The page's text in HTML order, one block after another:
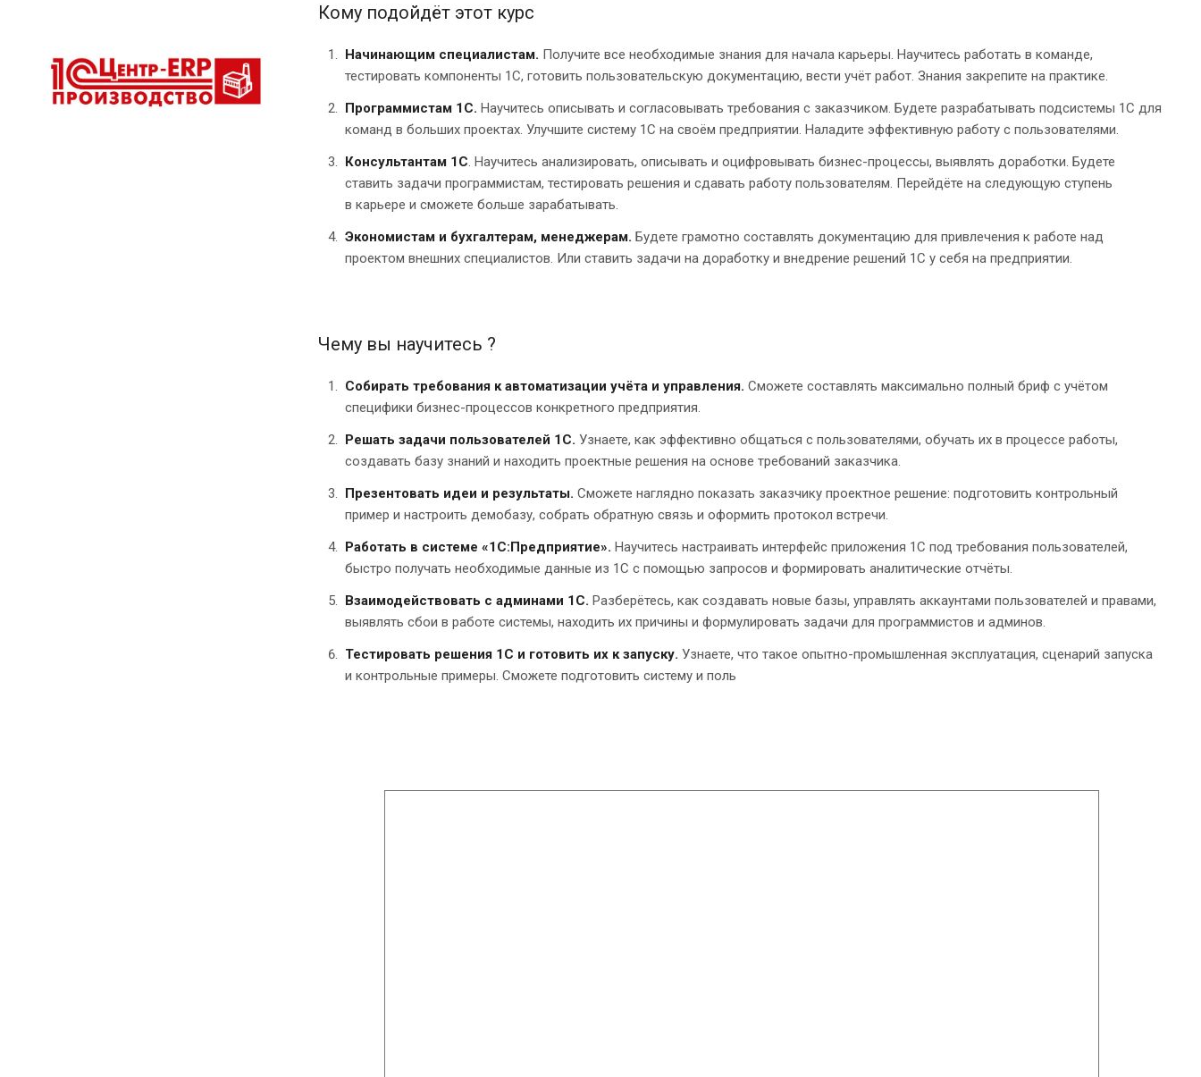
Кому подойдёт этот курс
Начинающим специалистам. Получите все необходимые знания для начала карьеры. Научитесь работать в команде,
тестировать компоненты 1С, готовить пользовательскую документацию, вести учёт работ. Знания закрепите на практике.
Программистам 1С. Научитесь описывать и согласовывать требования с заказчиком. Будете разрабатывать подсистемы 1С для
команд в больших проектах. Улучшите систему 1С на своём предприятии. Наладите эффективную работу с пользователями.
Консультантам 1С. Научитесь анализировать, описывать и оцифровывать бизнес-процессы, выявлять доработки. Будете
ставить задачи программистам, тестировать решения и сдавать работу пользователям. Перейдёте на следующую ступень
в карьере и сможете больше зарабатывать.
Экономистам и бухгалтерам, менеджерам. Будете грамотно составлять документацию для привлечения к работе над
проектом внешних специалистов. Или ставить задачи на доработку и внедрение решений 1С у себя на предприятии.
Чему вы научитесь ?
Собирать требования к автоматизации учёта и управления. Сможете составлять максимально полный бриф с учётом
специфики бизнес-процессов конкретного предприятия.
Решать задачи пользователей 1С. Узнаете, как эффективно общаться с пользователями, обучать их в процессе работы,
создавать базу знаний и находить проектные решения на основе требований заказчика.
Презентовать идеи и результаты. Сможете наглядно показать заказчику проектное решение: подготовить контрольный
пример и настроить демобазу, собрать обратную связь и оформить протокол встречи.
Работать в системе «1С:Предприятие». Научитесь настраивать интерфейс приложения 1С под требования пользователей,
быстро получать необходимые данные из 1С с помощью запросов и формировать аналитические отчёты.
Взаимодействовать с админами 1С. Разберётесь, как создавать новые базы, управлять аккаунтами пользователей и правами,
выявлять сбои в работе системы, находить их причины и формулировать задачи для программистов и админов.
Тестировать решения 1С и готовить их к запуску. Узнаете, что такое опытно-промышленная эксплуатация, сценарий запуска
и контрольные примеры. Сможете подготовить систему и поль